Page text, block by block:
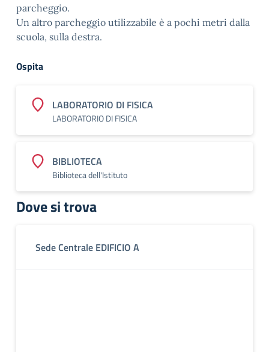
parcheggio.
Un altro parcheggio utilizzabile è a pochi metri dalla
scuola, sulla destra.
Ospita
LABORATORIO DI FISICA
LABORATORIO DI FISICA
BIBLIOTECA
Biblioteca dell'Istituto
Dove si trova
Sede Centrale EDIFICIO A